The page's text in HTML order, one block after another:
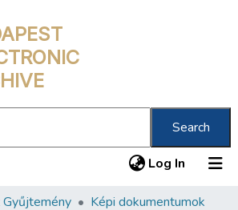
Search
Log In (current)
Képi dokumentumok